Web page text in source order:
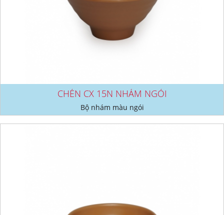
CHÉN CX 15N NHÁM NGÓI
Bộ nhám màu ngói